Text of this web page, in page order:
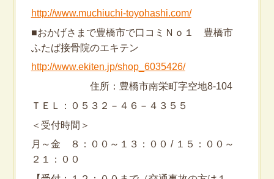
http://www.muchiuchi-toyohashi.com/
■おかげさまで豊橋市で口コミＮｏ１ 豊橋市
ふたば接骨院のエキテン
http://www.ekiten.jp/shop_6035426/
住所：豊橋市南栄町字空地8-104
ＴＥＬ：０５３２－４６－４３５５
＜受付時間＞
月～金 ８：００～１３：００ / １５：００～
２１：００